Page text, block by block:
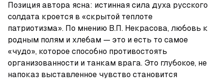
Позиция автора ясна: истинная сила духа русского
солдата кроется в «скрытой теплоте
патриотизма». По мнению В.П. Некрасова, любовь к
родным полям и хлебам — это и есть то самое
«чудо», которое способно противостоять
организованности и танкам врага. Это глубокое, не
напоказ выставленное чувство становится